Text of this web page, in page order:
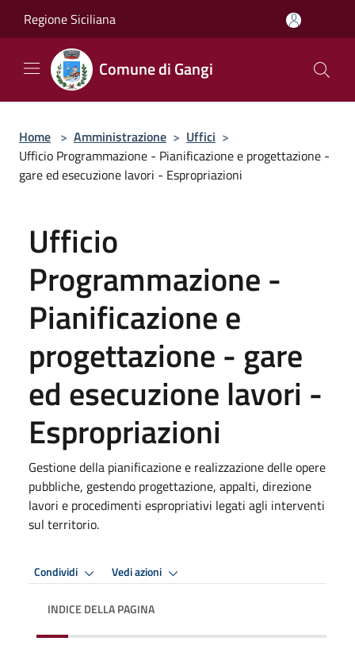
Regione Siciliana
Comune di Gangi
Home > Amministrazione > Uffici >
Ufficio Programmazione - Pianificazione e progettazione -
gare ed esecuzione lavori - Espropriazioni
Ufficio
Programmazione -
Pianificazione e
progettazione - gare
ed esecuzione lavori -
Espropriazioni
Gestione della pianificazione e realizzazione delle opere
pubbliche, gestendo progettazione, appalti, direzione
lavori e procedimenti espropriativi legati agli interventi
sul territorio.
Condividi Vedi azioni
INDICE DELLA PAGINA